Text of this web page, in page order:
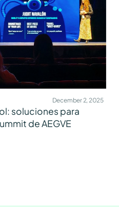
December 2, 2025
soluciones para
de AEGVE